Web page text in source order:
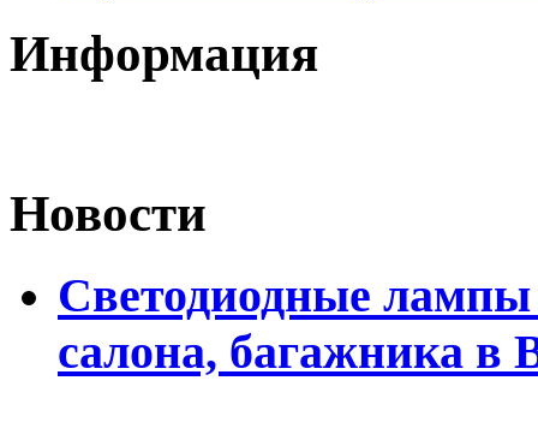
Информация
Новости
Светодиодные лампы
салона, багажника в